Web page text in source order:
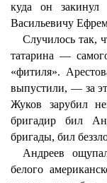
куда он закинул
Васильевичу
Случилось так,
татарина —
«фитиля».
выпустили, — за
Жуков зарубил
бригадир бил
бригады, бил
Андреев
белого